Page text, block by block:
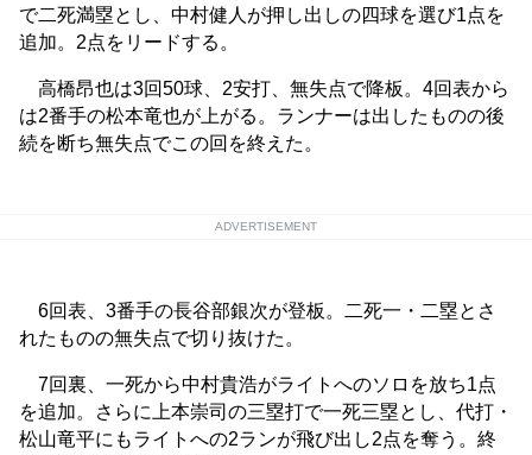
で二死満塁とし、中村健人が押し出しの四球を選び1点を
追加。2点をリードする。
高橋昂也は3回50球、2安打、無失点で降板。4回表から
は2番手の松本竜也が上がる。ランナーは出したものの後
続を断ち無失点でこの回を終えた。
ADVERTISEMENT
6回表、3番手の長谷部銀次が登板。二死一・二塁とさ
れたものの無失点で切り抜けた。
7回裏、一死から中村貴浩がライトへのソロを放ち1点
を追加。さらに上本崇司の三塁打で一死三塁とし、代打・
松山竜平にもライトへの2ランが飛び出し2点を奪う。終